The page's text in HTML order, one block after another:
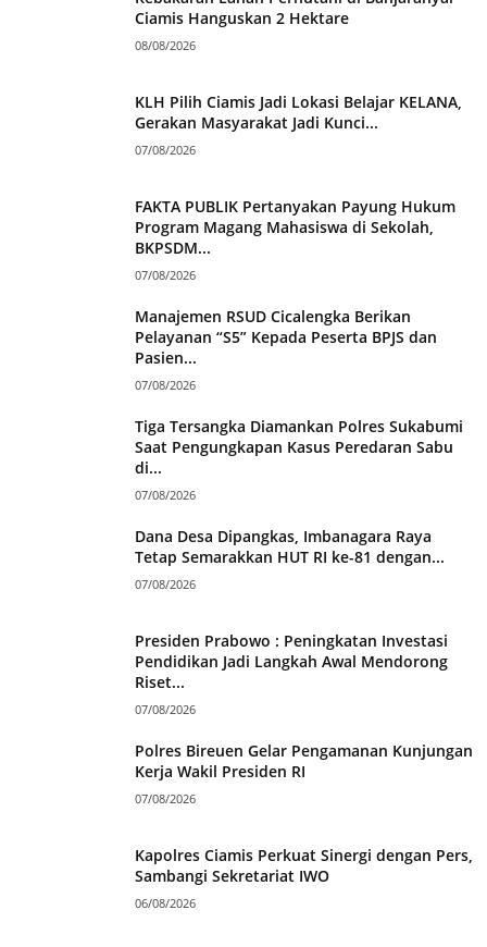
Ciamis Hanguskan 2 Hektare
08/08/2026
KLH Pilih Ciamis Jadi Lokasi Belajar KELANA,
Gerakan Masyarakat Jadi Kunci...
07/08/2026
FAKTA PUBLIK Pertanyakan Payung Hukum
Program Magang Mahasiswa di Sekolah,
BKPSDM...
07/08/2026
Manajemen RSUD Cicalengka Berikan
Pelayanan “S5” Kepada Peserta BPJS dan
Pasien...
07/08/2026
Tiga Tersangka Diamankan Polres Sukabumi
Saat Pengungkapan Kasus Peredaran Sabu
di...
07/08/2026
Dana Desa Dipangkas, Imbanagara Raya
Tetap Semarakkan HUT RI ke-81 dengan...
07/08/2026
Presiden Prabowo : Peningkatan Investasi
Pendidikan Jadi Langkah Awal Mendorong
Riset...
07/08/2026
Polres Bireuen Gelar Pengamanan Kunjungan
Kerja Wakil Presiden RI
07/08/2026
Kapolres Ciamis Perkuat Sinergi dengan Pers,
Sambangi Sekretariat IWO
06/08/2026